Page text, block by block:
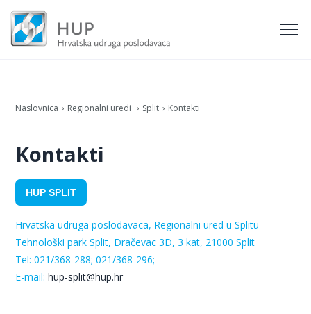
Naslovnica Regionalni uredi Split Kontakti
Kontakti
HUP SPLIT
Hrvatska udruga poslodavaca, Regionalni ured u Splitu
Tehnološki park Split, Dračevac 3D, 3 kat, 21000 Split
Tel: 021/368-288; 021/368-296;
E-mail: hup-split@hup.hr